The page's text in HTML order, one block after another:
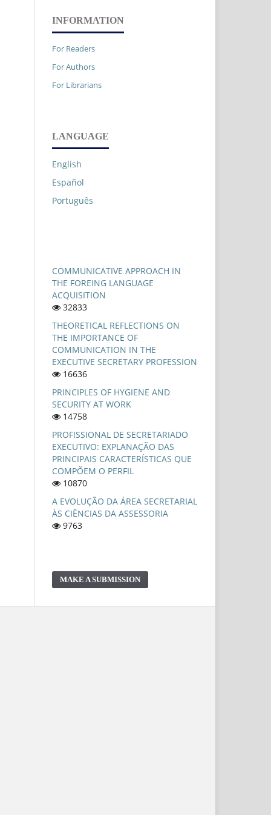
INFORMATION
For Readers
For Authors
For Librarians
LANGUAGE
English
Español
Português
COMMUNICATIVE APPROACH IN
THE FOREING LANGUAGE
ACQUISITION
32833
THEORETICAL REFLECTIONS ON
THE IMPORTANCE OF
COMMUNICATION IN THE
EXECUTIVE SECRETARY PROFESSION
16636
PRINCIPLES OF HYGIENE AND
SECURITY AT WORK
14758
PROFISSIONAL DE SECRETARIADO
EXECUTIVO: EXPLANAÇÃO DAS
PRINCIPAIS CARACTERÍSTICAS QUE
COMPÕEM O PERFIL
10870
A EVOLUÇÃO DA ÁREA SECRETARIAL
ÀS CIÊNCIAS DA ASSESSORIA
9763
MAKE A SUBMISSION